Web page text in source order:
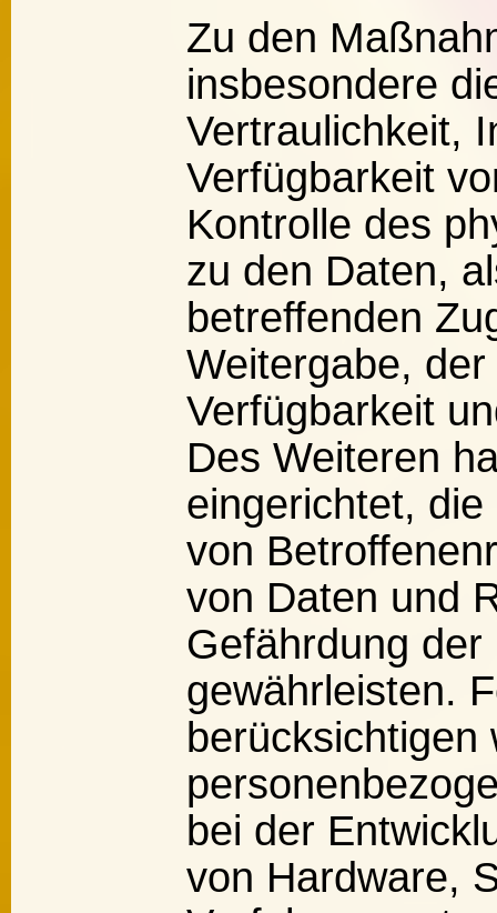
Zu den
insbesondere
Vertraulichkeit,
Verfügbarkeit
Kontrolle des
zu den Daten,
betreffenden
Weitergabe,
Verfügbarkeit
Des Weiteren
eingerichtet,
von
von Daten und
Gefährdung der
gewährleisten.
berücksichtigen
bei der
von Hardware,